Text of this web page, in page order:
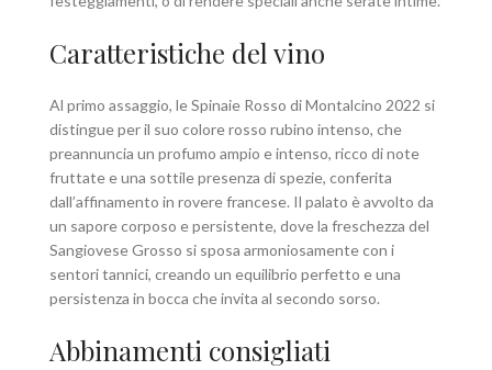
Caratteristiche del vino
Al primo assaggio, le Spinaie Rosso di Montalcino 2022 si
distingue per il suo colore rosso rubino intenso, che
preannuncia un profumo ampio e intenso, ricco di note
fruttate e una sottile presenza di spezie, conferita
dall’affinamento in rovere francese. Il palato è avvolto da
un sapore corposo e persistente, dove la freschezza del
Sangiovese Grosso si sposa armoniosamente con i
sentori tannici, creando un equilibrio perfetto e una
persistenza in bocca che invita al secondo sorso.
Abbinamenti consigliati